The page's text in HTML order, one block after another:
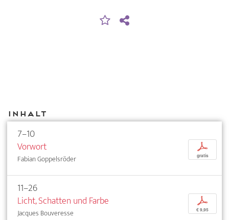
Inhalt
7–10
Vorwort
Fabian Goppelsröder
p
gratis
11–26
Licht, Schatten und Farbe
Jacques Bouveresse
p
€ 9,95